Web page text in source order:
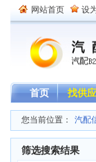
网站首页 设
首页 找供应
您当前位置： 汽配
筛选搜索结果